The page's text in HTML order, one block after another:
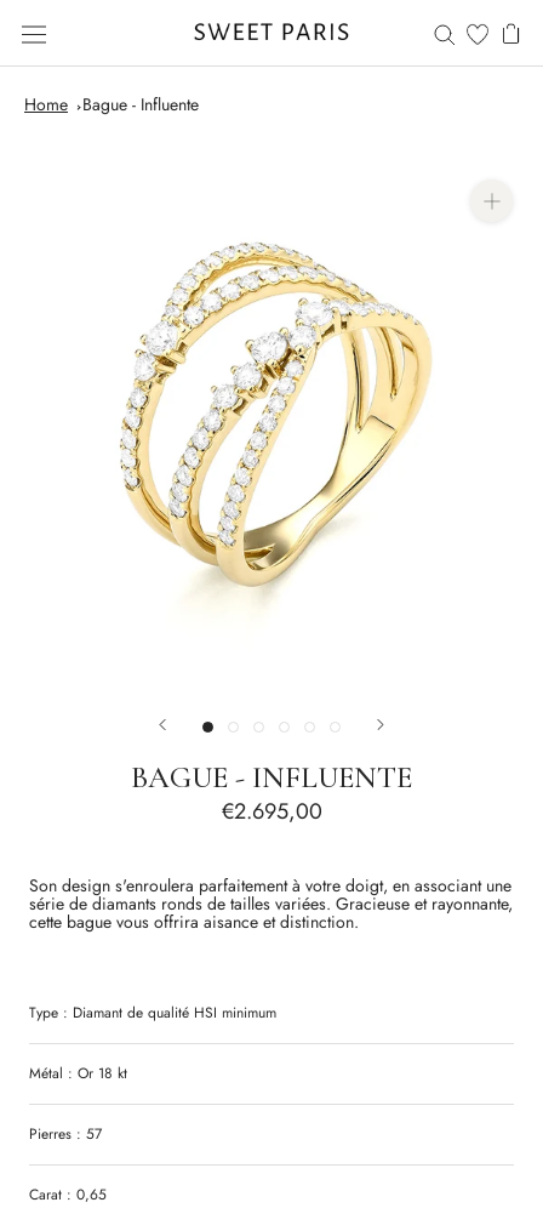
contenido
Home
Bague - Influente
BAGUE - INFLUENTE
€2.695,00
Son design s'enroulera parfaitement à votre doigt, en associant une
série de diamants ronds de tailles variées. Gracieuse et rayonnante,
cette bague vous offrira aisance et distinction.
Type : Diamant de qualité HSI minimum
Métal : Or 18 kt
Pierres : 57
Carat : 0,65